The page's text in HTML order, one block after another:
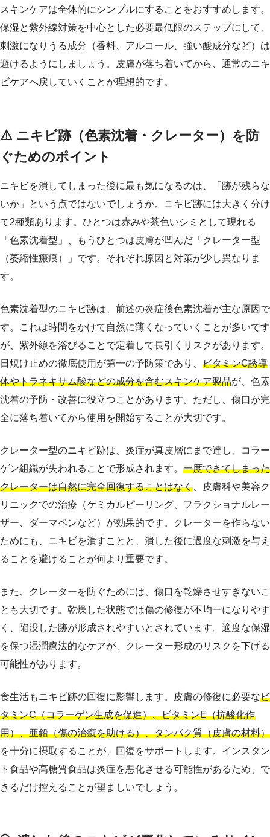
スキンケアは全体的にシンプルにすることをおすすめします。
保湿と紫外線対策を中心とした必要最低限のステップにして、
刺激になりうる成分（香料、アルコール、強い酸成分など）は
避けるようにしましょう。皮膚が落ち着いてから、通常のニキ
ビケアへ戻していくことが理想的です。
⚠️ ニキビ跡（色素沈着・クレーター）を防
ぐためのポイント
ニキビを潰してしまった後に最も気になるのは、「跡が残らな
いか」という点ではないでしょうか。ニキビ跡には大きく分け
て2種類あります。ひとつは赤みや茶色いシミとして現れる
「色素沈着型」、もうひとつは皮膚が凹んだ「クレーター型
（萎縮性瘢痕）」です。それぞれ原因と対策が少し異なりま
す。
色素沈着型のニキビ跡は、前述の炎症後色素沈着が主な原因で
す。これは時間をかけて自然に薄くなっていくことが多いです
が、紫外線を浴びることで定着して長引くリスクがあります。
日焼け止めの徹底使用が第一の予防策であり、 ビタミンC誘導
体やトラネキサム酸などの成分を含むスキンケア製品が、色素
沈着の予防・改善に役立つことがあります。ただし、傷口が完
全に落ち着いてから使用を開始することが大切です。
クレーター型のニキビ跡は、炎症が真皮層にまで達し、コラー
ゲン組織が失われることで形成されます。 一度できてしまった
クレーターは自然に完全回復することはなく 、皮膚科や美容ク
リニックでの治療（ケミカルピーリング、フラクショナルレー
ザー、ダーマペンなど）が効果的です。クレーターを作らない
ためにも、ニキビを潰すことと、潰した後に過度な刺激を与え
ることを避けることが何より重要です。
また、クレーターを防ぐためには、傷口を乾燥させすぎないこ
とも大切です。乾燥した状態では傷の修復が不均一になりやす
く、陥没した跡が形成されやすいとされています。適度な保湿
を保つ湿潤療法的なケアが、クレーター形成のリスクを下げる
可能性があります。
食生活もニキビ跡の回復に影響します。皮膚の修復に必要なビ
タミンC（コラーゲン生成を促進）、ビタミンE（抗酸化作
用）、亜鉛（傷の治癒を助ける）、タンパク質（皮膚の材料）
を十分に摂取することが、回復をサポートします。インスタン
ト食品や高糖質食品は炎症を悪化させる可能性があるため、で
きるだけ控えることが望ましいでしょう。